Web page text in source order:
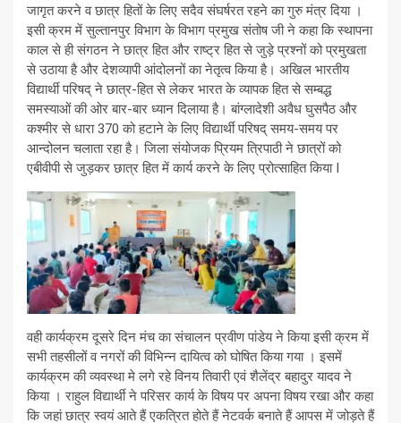
जागृत करने व छात्र हितों के लिए सदैव संघर्षरत रहने का गुरु मंत्र दिया ।
इसी क्रम में सुल्तानपुर विभाग के विभाग प्रमुख संतोष जी ने कहा कि स्थापना
काल से ही संगठन ने छात्र हित और राष्ट्र हित से जुड़े प्रश्नों को प्रमुखता
से उठाया है और देशव्यापी आंदोलनों का नेतृत्व किया है। अखिल भारतीय
विद्यार्थी परिषद् ने छात्र-हित से लेकर भारत के व्यापक हित से सम्बद्ध
समस्याओं की ओर बार-बार ध्यान दिलाया है। बांग्लादेशी अवैध घुसपैठ और
कश्मीर से धारा 370 को हटाने के लिए विद्यार्थी परिषद् समय-समय पर
आन्दोलन चलाता रहा है। जिला संयोजक प्रियम त्रिपाठी ने छात्रों को
एबीवीपी से जुड़कर छात्र हित में कार्य करने के लिए प्रोत्साहित किया I
वही कार्यक्रम दूसरे दिन मंच का संचालन प्रवीण पांडेय ने किया इसी क्रम में
सभी तहसीलों व नगरों की विभिन्न दायित्व को घोषित किया गया । इसमें
कार्यक्रम की व्यवस्था मे लगे रहे विनय तिवारी एवं शैलेंद्र बहादुर यादव ने
किया । राहुल विद्यार्थी ने परिसर कार्य के विषय पर अपना विषय रखा और कहा
कि जहां छात्र स्वयं आते हैं एकत्रित होते हैं नेटवर्क बनाते हैं आपस में जोड़ते हैं